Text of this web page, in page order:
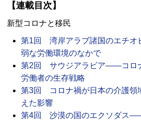
【連載目次】
新型コロナと移民
第1回 湾岸アラブ諸国のエチ
弱な労働環境のなかで
第2回 サウジアラビア――コロ
労働者の生存戦略
第3回 コロナ禍が日本の介護領
えた影響
第4回 沙漠の国のエクソダス